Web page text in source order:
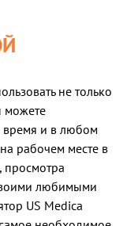
не только
можете
время и в любом
рабочем месте в
просмотра
любимыми
US Medica